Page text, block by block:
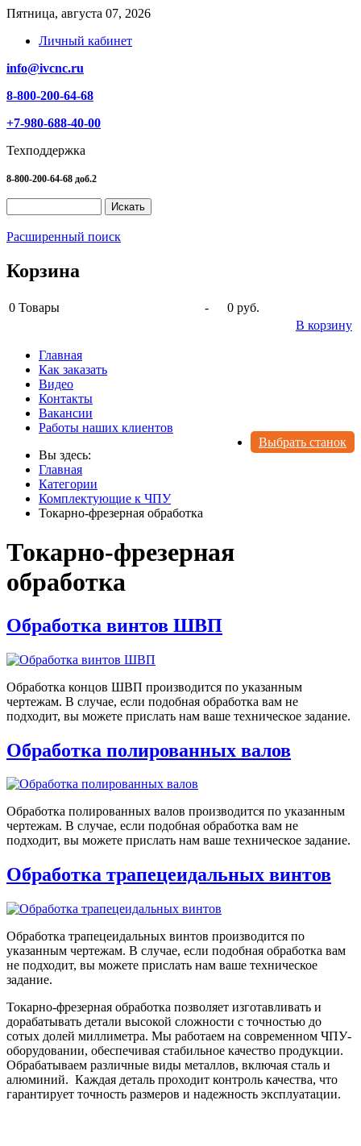
Пятница, августа 07, 2026
Личный кабинет
info@ivcnc.ru
8-800-200-64-68
+7-980-688-40-00
Техподдержка
8-800-200-64-68 доб.2
Расширенный поиск
Корзина
0 Товары -
0 руб.
В корзину
Главная
Как заказать
Видео
Контакты
Вакансии
Работы наших клиентов
Выбрать станок
Вы здесь:
Главная
Категории
Комплектующие к ЧПУ
Токарно-фрезерная обработка
Токарно-фрезерная
обработка
Обработка винтов ШВП
Обработка концов ШВП производится по указанным
чертежам. В случае, если подобная обработка вам не
подходит, вы можете прислать нам ваше техническое задание.
Обработка полированных валов
Обработка полированных валов производится по указанным
чертежам. В случае, если подобная обработка вам не
подходит, вы можете прислать нам ваше техническое задание.
Обработка трапецеидальных винтов
Обработка трапецеидальных винтов производится по
указанным чертежам. В случае, если подобная обработка вам
не подходит, вы можете прислать нам ваше техническое
задание.
Токарно-фрезерная обработка позволяет изготавливать и
дорабатывать детали высокой сложности с точностью до
сотых долей миллиметра. Мы работаем на современном ЧПУ-
оборудовании, обеспечивая стабильное качество продукции.
Обрабатываем различные виды металлов, включая сталь и
алюминий. Каждая деталь проходит контроль качества, что
гарантирует точность размеров и надежность эксплуатации.